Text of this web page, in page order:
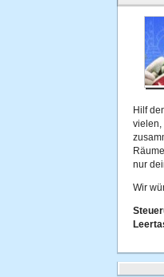
Hilf
vielen,
nur
Wir